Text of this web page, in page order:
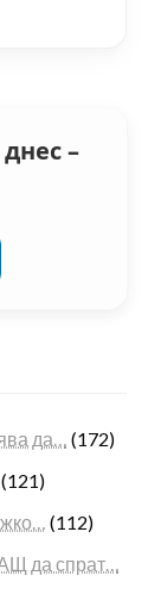
–
да… (172)
(121)
(112)
да спрат…